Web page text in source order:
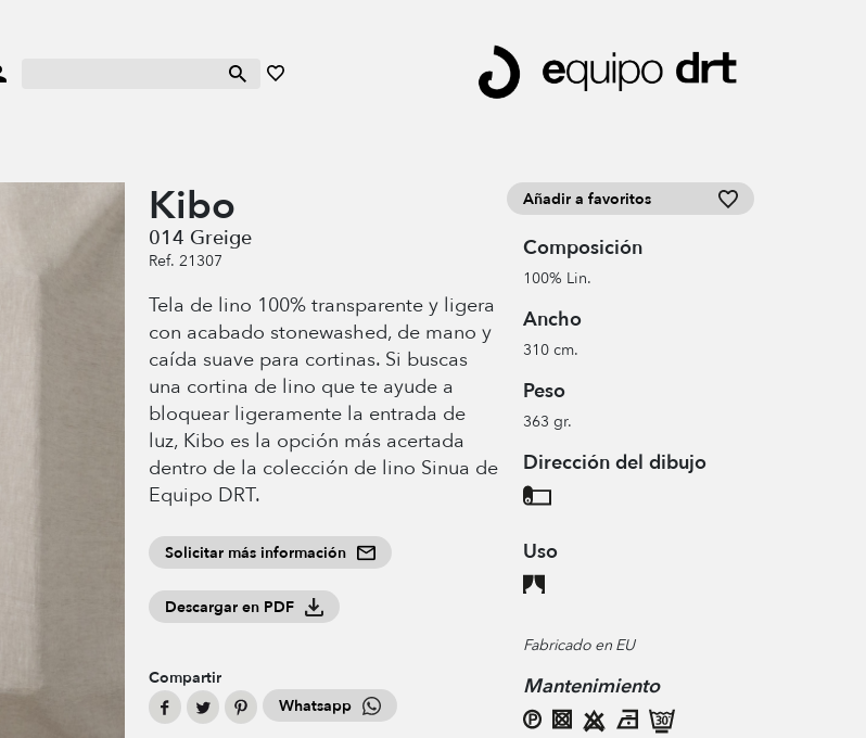
Kibo
014 Greige
Ref. 21307
Tela de lino 100% transparente y ligera
con acabado stonewashed, de mano y
caída suave para cortinas. Si buscas
una cortina de lino que te ayude a
bloquear ligeramente la entrada de
luz, Kibo es la opción más acertada
dentro de la colección de lino Sinua de
Equipo DRT.
Solicitar más información
Descargar en PDF
Compartir
Whatsapp
Añadir a favoritos
Composición
100% Lin.
Ancho
310 cm.
Peso
363 gr.
Dirección del dibujo
Uso
Fabricado en EU
Mantenimiento